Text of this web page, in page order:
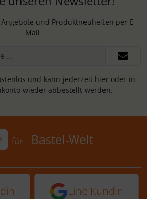
und Produktneuheiten per E-
Mail
und kann jederzeit hier oder in
wieder abbestellt werden.
für Bastel-Welt
für
Bastel-Welt
von einer Kundin vor
5 von 5 Sternen
Eine Kundin